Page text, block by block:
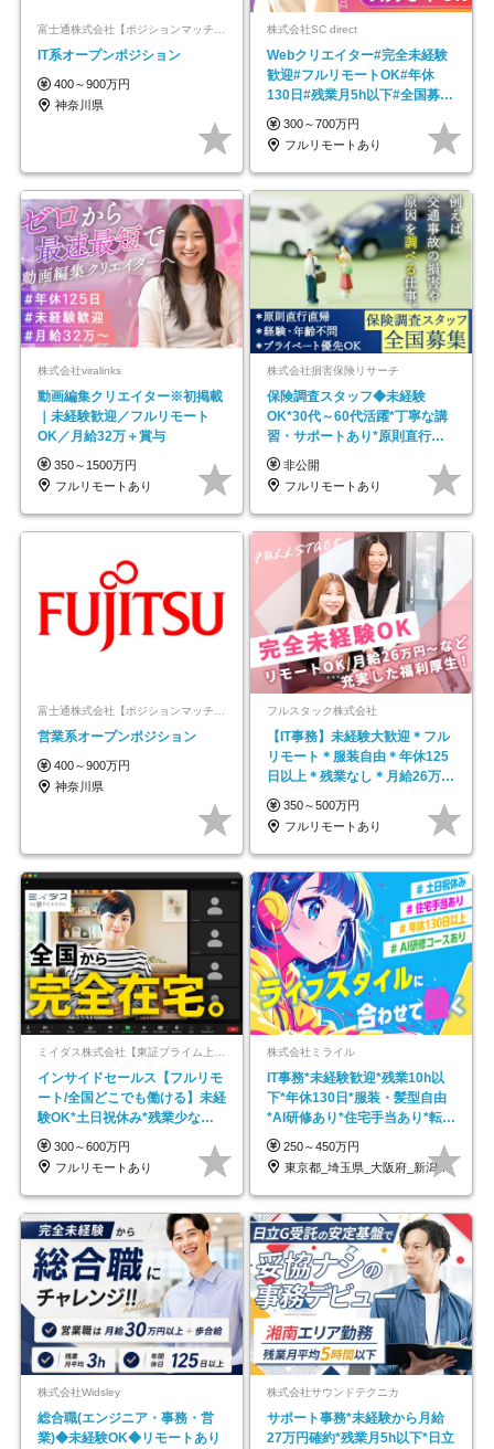
富士通株式会社【ポジションマッチ登録】
IT系オープンポジション
400～900万円
神奈川県
株式会社SC direct
Webクリエイター#完全未経験
歓迎#フルリモートOK#年休
130日#残業月5h以下#全国募集
#最大1年の研修
300～700万円
フルリモートあり
株式会社viralinks
動画編集クリエイター※初掲載
｜未経験歓迎／フルリモート
OK／月給32万＋賞与
350～1500万円
フルリモートあり
株式会社損害保険リサーチ
保険調査スタッフ◆未経験
OK*30代～60代活躍*丁寧な講
習・サポートあり*原則直行直
帰／全国募集・業務委託
非公開
フルリモートあり
富士通株式会社【ポジションマッチ登録】
営業系オープンポジション
400～900万円
神奈川県
フルスタック株式会社
【IT事務】未経験大歓迎＊フル
リモート＊服装自由＊年休125
日以上＊残業なし＊月給26万円
以上
350～500万円
フルリモートあり
インサイドセールス【フルリモ
ート/全国どこでも働ける】未経
験OK*土日祝休み*残業少なめ*
在宅勤務手当あり
300～600万円
フルリモートあり
株式会社ミライル
IT事務*未経験歓迎*残業10h以
下*年休130日*服装・髪型自由
*AI研修あり*住宅手当あり*転勤
なし
250～450万円
東京都_埼玉県_大阪府_新潟県_福岡県
株式会社Widsley
総合職(エンジニア・事務・営
業)◆未経験OK◆リモートあり
株式会社サウンドテクニカ
サポート事務*未経験から月給
27万円確約*残業月5h以下*日立